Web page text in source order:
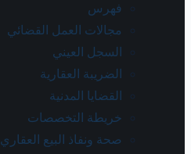
فهرس
مجالات العمل القضائي
السجل العيني
الضريبة العقارية
القضايا المدنية
خريطة التخصصات
صحة ونفاذ البيع العقاري